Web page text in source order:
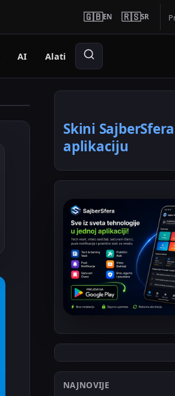
🇬🇧EN 🇷🇸SR
AI Alati
Skini SajberSfera
aplikaciju
NAJNOVIJE